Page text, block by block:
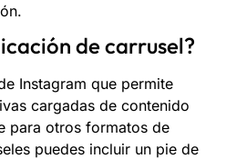
de carrusel?
Instagram que permite
cargadas de contenido
para otros formatos de
puedes incluir un pie de